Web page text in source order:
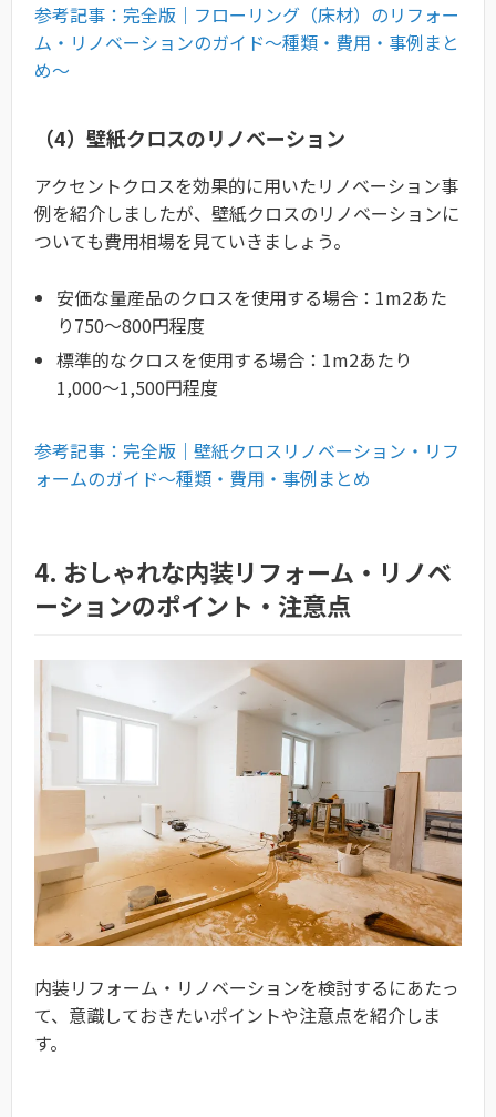
参考記事：完全版｜フローリング（床材）のリフォー
ム・リノベーションのガイド〜種類・費用・事例まと
め〜
（4）壁紙クロスのリノベーション
アクセントクロスを効果的に用いたリノベーション事
例を紹介しましたが、壁紙クロスのリノベーションに
ついても費用相場を見ていきましょう。
安価な量産品のクロスを使用する場合：1m2あた
り750〜800円程度
標準的なクロスを使用する場合：1m2あたり
1,000〜1,500円程度
参考記事：完全版｜壁紙クロスリノベーション・リフ
ォームのガイド〜種類・費用・事例まとめ
4. おしゃれな内装リフォーム・リノベ
ーションのポイント・注意点
内装リフォーム・リノベーションを検討するにあたっ
て、意識しておきたいポイントや注意点を紹介しま
す。